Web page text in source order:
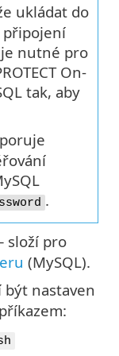
ukládat do
připojení
nutné pro
On-
tak, aby
.
složí pro
(MySQL).
nastaven